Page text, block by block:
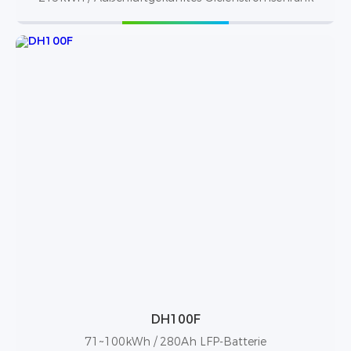
DH100F
71~100kWh / 280Ah LFP-Batterie